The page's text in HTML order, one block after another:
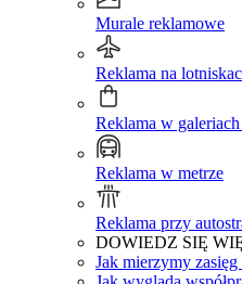
Murale reklamowe
Reklama na
Reklama w
Reklama w metrze
Reklama przy
DOWIEDZ SIĘ
Jak mierzymy